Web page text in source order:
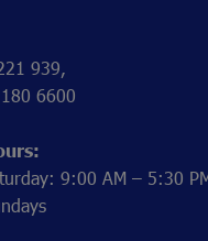
939,
6600
9:00 AM – 5:30